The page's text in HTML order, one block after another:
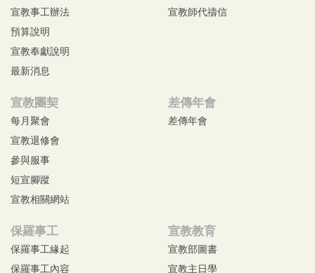
宣教事工辦法
預算說明
宣教奉獻說明
最新消息
宣教師代禱信
宣教團契
每月聚會
宣教退修會
參與服事
短宣腳蹤
宣教相關網站
差傳年會
差傳年會
保羅事工
保羅事工緣起
保羅事工內容
宣教教育
宣教部圖書
宣教主日學